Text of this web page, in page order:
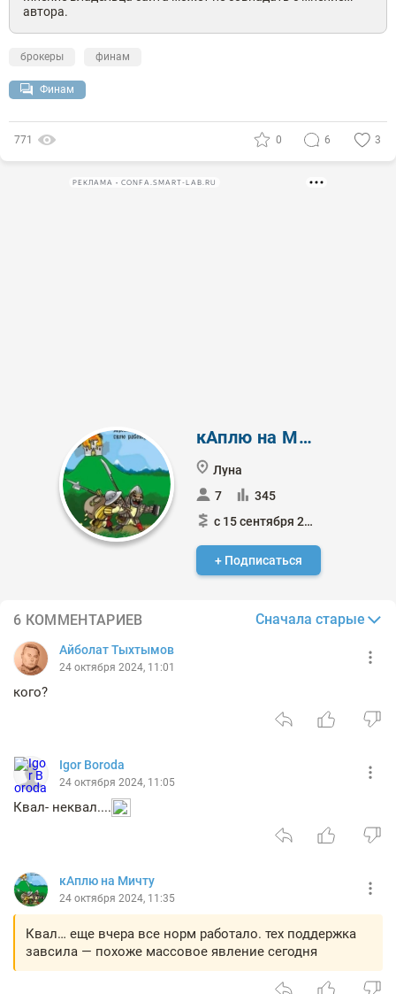
автора.
брокеры финам
Финам
771 0 6 3
РЕКЛАМА • CONFA.SMART-LAB.RU
кАплю на Мичту
Луна
7
345
с 15 сентября 2024
+ Подписаться
6 КОММЕНТАРИЕВ Сначала старые
Айболат Тыхтымов
24 октября 2024, 11:01
кого?
Igor Boroda
24 октября 2024, 11:05
Квал- неквал....
кАплю на Мичту
24 октября 2024, 11:35
Квал… еще вчера все норм работало. тех поддержка
завсила — похоже массовое явление сегодня